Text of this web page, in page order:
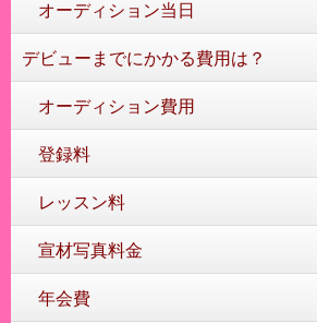
オーディション当日
デビューまでにかかる費用は？
オーディション費用
登録料
レッスン料
宣材写真料金
年会費